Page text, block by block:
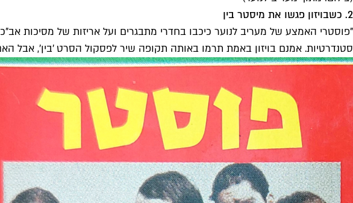
2. כשבויזון פגשו את מיסטר בין
"פוסטרי האמצע של מעריב לנוער כיכבו בחדרי מתבגרים ועל אריזות של מסיכות
סטנדרטיות. אמנם בויזון באמת תרמו באותה תקופה שיר לפסקול הסרט 'בין', אבל